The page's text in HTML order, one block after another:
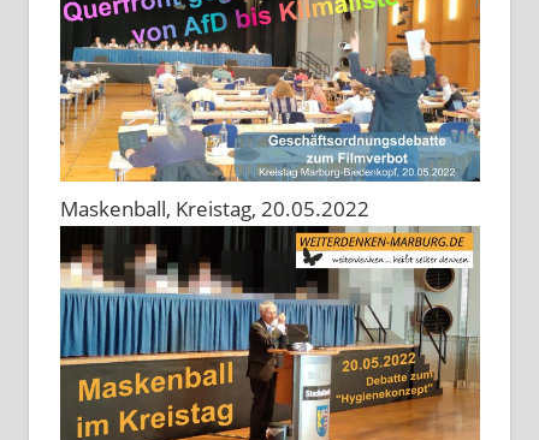
Maskenball, Kreistag, 20.05.2022